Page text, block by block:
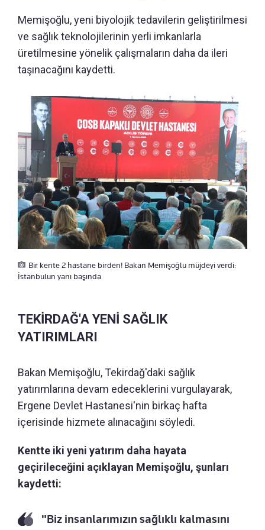
Memişoğlu, yeni biyolojik tedavilerin geliştirilmesi
ve sağlık teknolojilerinin yerli imkanlarla
üretilmesine yönelik çalışmaların daha da ileri
taşınacağını kaydetti.
Bir kente 2 hastane birden! Bakan Memişoğlu müjdeyi verdi:
İstanbulun yanı başında
TEKİRDAĞ'A YENİ SAĞLIK
YATIRIMLARI
Bakan Memişoğlu, Tekirdağ'daki sağlık
yatırımlarına devam edeceklerini vurgulayarak,
Ergene Devlet Hastanesi'nin birkaç hafta
içerisinde hizmete alınacağını söyledi.
Kentte iki yeni yatırım daha hayata
geçirileceğini açıklayan Memişoğlu, şunları
kaydetti:
"Biz insanlarımızın sağlıklı kalmasını